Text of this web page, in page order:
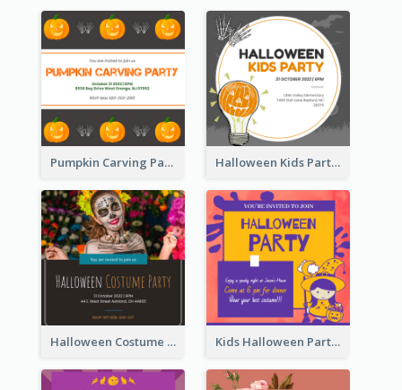
Pumpkin Carving Party Invitation Halloween Kids Party Invitation
Halloween Costume Party Invitation Kids Halloween Party Invitation